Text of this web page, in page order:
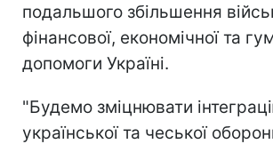
подальшого збільшення
фінансової, економічної та
допомоги Україні.
"Будемо зміцнювати
української та чеської